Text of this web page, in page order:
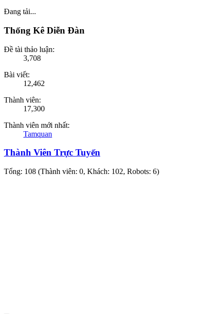
Đang tải...
Thống Kê Diễn Đàn
Đề tài thảo luận:
3,708
Bài viết:
12,462
Thành viên:
17,300
Thành viên mới nhất:
Tamquan
Thành Viên Trực Tuyến
Tổng: 108 (Thành viên: 0, Khách: 102, Robots: 6)